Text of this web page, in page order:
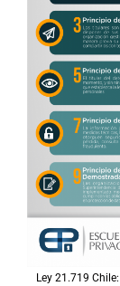
Ley 21.719